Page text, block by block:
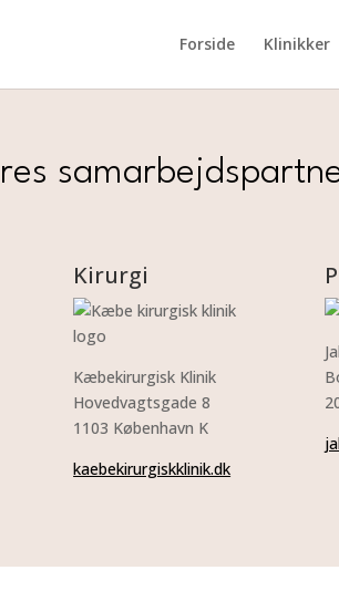
Forside Klinikker
Kirurgi
Kæbekirurgisk Klinik
Hovedvagtsgade 8
1103 København K
kaebekirurgiskklinik.dk